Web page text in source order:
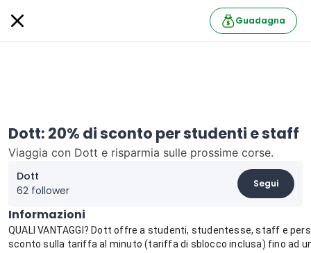
Guadagna
Dott: 20% di sconto per studenti e staff
Viaggia con Dott e risparmia sulle prossime corse.
Dott
62 follower
Segui
Informazioni
QUALI VANTAGGI? Dott offre a studenti, studentesse, staff e
sconto sulla tariffa al minuto (tariffa di sblocco inclusa) fino ad